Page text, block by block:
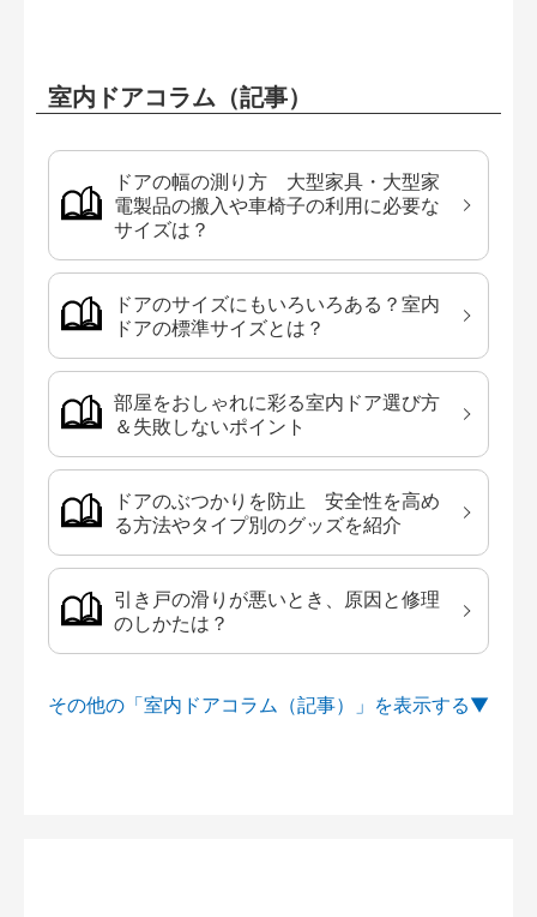
室内ドアコラム（記事）
ドアの幅の測り方 大型家具・大型家
電製品の搬入や車椅子の利用に必要な
サイズは？
ドアのサイズにもいろいろある？室内
ドアの標準サイズとは？
部屋をおしゃれに彩る室内ドア選び方
＆失敗しないポイント
ドアのぶつかりを防止 安全性を高め
る方法やタイプ別のグッズを紹介
引き戸の滑りが悪いとき、原因と修理
のしかたは？
その他の「室内ドアコラム（記事）」を